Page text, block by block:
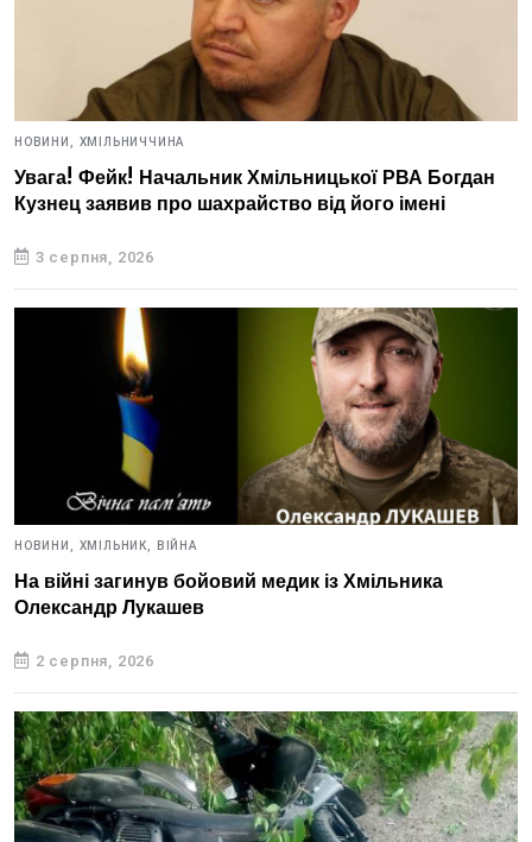
НОВИНИ, ХМІЛЬНИЧЧИНА
Увага! Фейк! Начальник Хмільницької РВА Богдан
Кузнец заявив про шахрайство від його імені
3 серпня, 2026
НОВИНИ, ХМІЛЬНИК, ВІЙНА
На війні загинув бойовий медик із Хмільника
Олександр Лукашев
2 серпня, 2026